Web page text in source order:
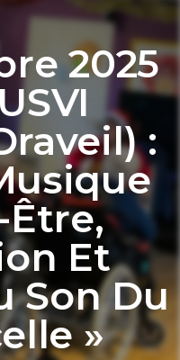
2025
:
Être,
Et
Son Du
»